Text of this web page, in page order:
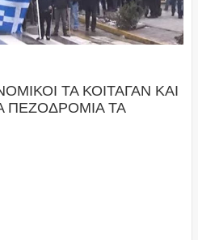
ΤΑ ΚΟΙΤΑΓΑΝ ΚΑΙ
ΠΕΖΟΔΡΟΜΙΑ ΤΑ